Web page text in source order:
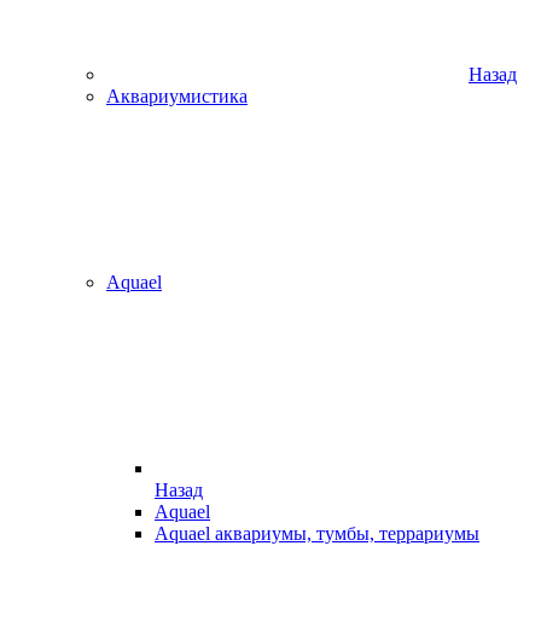
Назад
Аквариумистика
Aquael
Назад
Aquael
Aquael аквариумы, тумбы, террариумы